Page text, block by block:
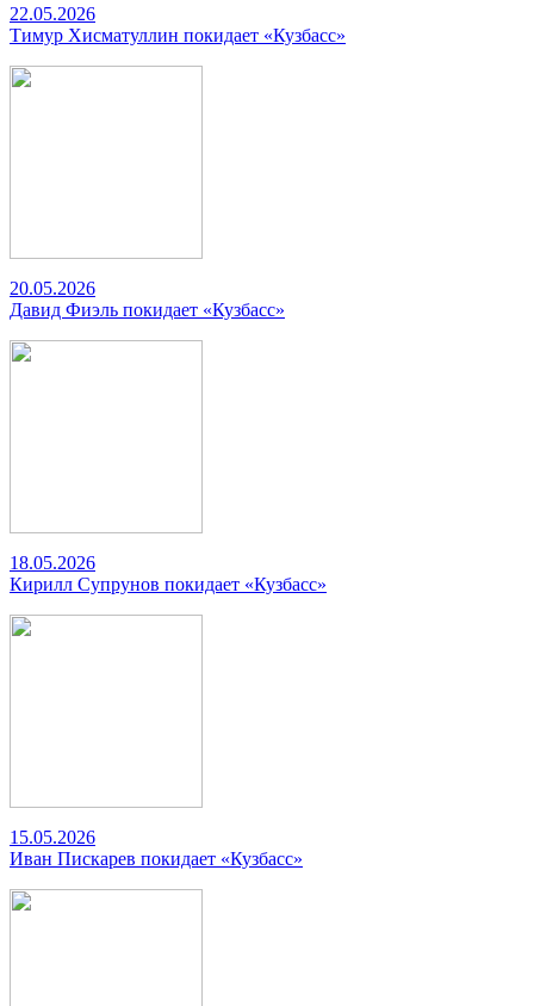
22.05.2026
Тимур Хисматуллин покидает «Кузбасс»
20.05.2026
Давид Фиэль покидает «Кузбасс»
18.05.2026
Кирилл Супрунов покидает «Кузбасс»
15.05.2026
Иван Пискарев покидает «Кузбасс»